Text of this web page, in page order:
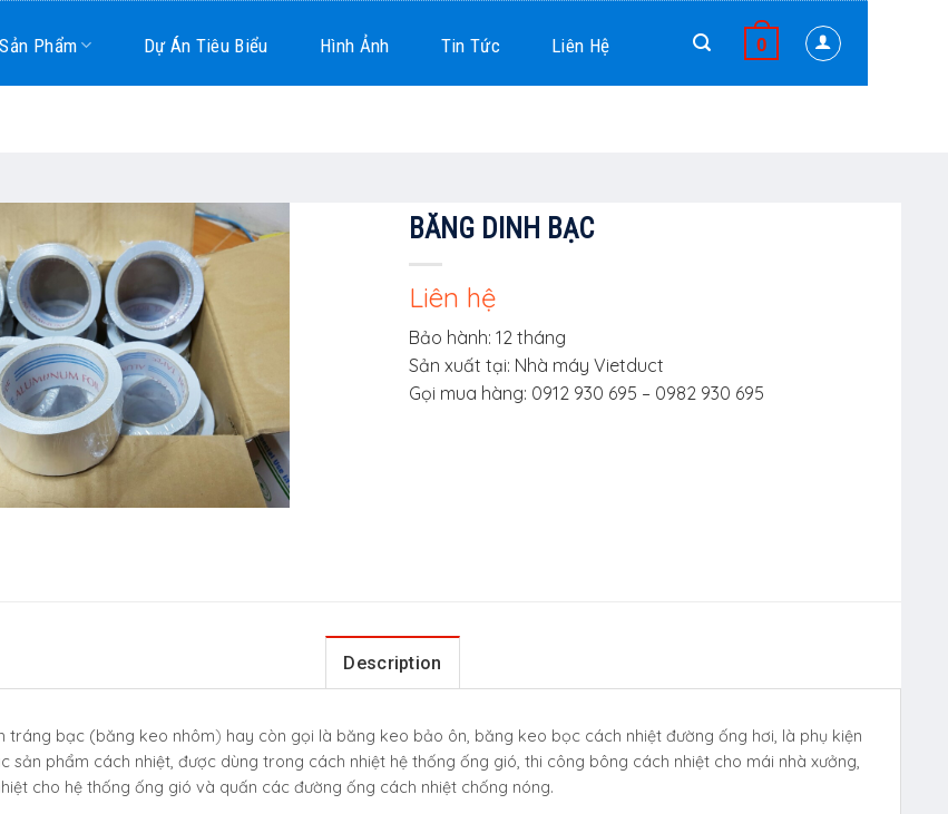
Sản Phẩm Dự Án Tiêu Biểu Hình Ảnh Tin Tức Liên Hệ 0
BĂNG DINH BẠC
Liên hệ
Bảo hành: 12 tháng
Sản xuất tại: Nhà máy Vietduct
Gọi mua hàng: 0912 930 695 – 0982 930 695
Description
tráng bạc (băng keo nhôm) hay còn gọi là băng keo bảo ôn, băng keo bọc cách nhiệt đường ống hơi, là phụ kiện
sản phẩm cách nhiệt, được dùng trong cách nhiệt hệ thống ống gió, thi công bông cách nhiệt cho mái nhà xưởng,
cho hệ thống ống gió và quấn các đường ống cách nhiệt chống nóng.